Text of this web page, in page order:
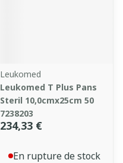
Leukomed
Leukomed T Plus Pans
Steril 10,0cmx25cm 50
7238203
234,33 €
En rupture de stock